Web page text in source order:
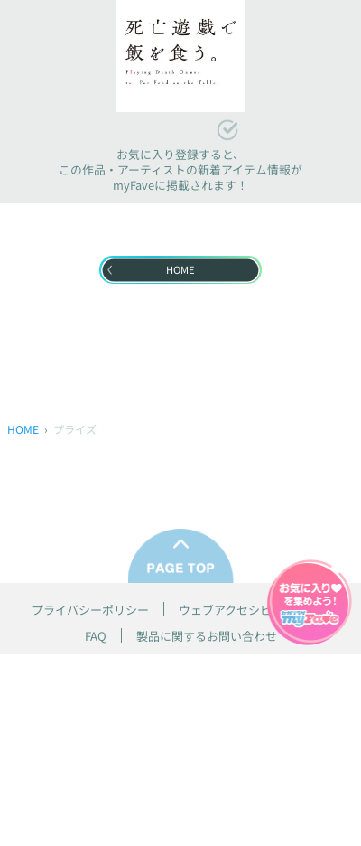
お気に入り登録すると、
この作品・アーティストの新着アイテム情報が
myFaveに掲載されます！
HOME
HOME プライズ
プライバシーポリシー
ウェブアクセシビリティ方針
FAQ
製品に関するお問い合わせ